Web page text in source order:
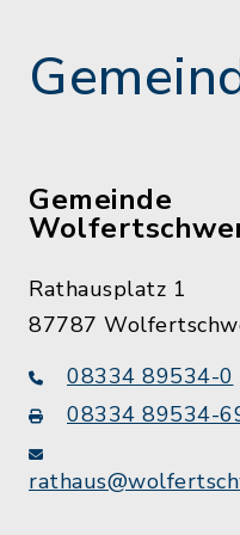
Gemeinde
Rathausplatz 1
87787
08334 89534-0
08334 89534-